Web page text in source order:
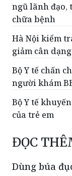
Hà Nội kiểm
giảm cân dạng
Bộ Y tế chấn
người khám
Bộ Y tế
của trẻ em
ĐỌC
Dùng búa